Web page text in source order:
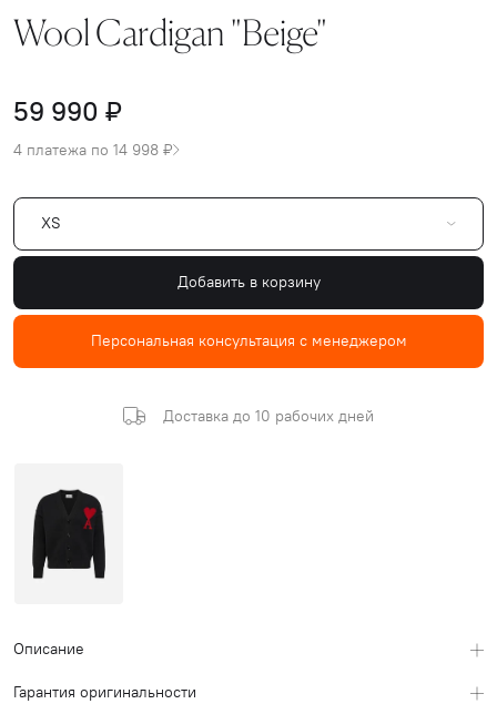
Wool Cardigan "Beige"
59 990 ₽
4 платежа по 14 998 ₽
XS
Добавить в корзину
Персональная консультация с менеджером
Доставка до 10 рабочих дней
Описание
Гарантия оригинальности